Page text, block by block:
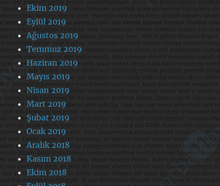
Ekim 2019
Eylül 2019
Ağustos 2019
Temmuz 2019
Haziran 2019
Mayıs 2019
Nisan 2019
Mart 2019
Şubat 2019
Ocak 2019
Aralık 2018
Kasım 2018
Ekim 2018